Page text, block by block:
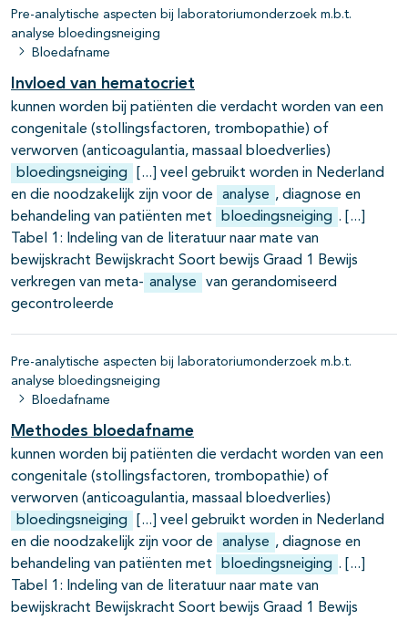
Pre-analytische aspecten bij laboratoriumonderzoek m.b.t.
analyse bloedingsneiging
Bloedafname
Invloed van hematocriet
kunnen worden bij patiënten die verdacht worden van een
congenitale (stollingsfactoren, trombopathie) of
verworven (anticoagulantia, massaal bloedverlies)
bloedingsneiging
veel gebruikt worden in Nederland
en die noodzakelijk zijn voor de
analyse , diagnose en
behandeling van patiënten met
bloedingsneiging .
Tabel 1: Indeling van de literatuur naar mate van
bewijskracht Bewijskracht Soort bewijs Graad 1 Bewijs
verkregen van meta- analyse
van gerandomiseerd
gecontroleerde
Pre-analytische aspecten bij laboratoriumonderzoek m.b.t.
analyse bloedingsneiging
Bloedafname
Methodes bloedafname
kunnen worden bij patiënten die verdacht worden van een
congenitale (stollingsfactoren, trombopathie) of
verworven (anticoagulantia, massaal bloedverlies)
bloedingsneiging
veel gebruikt worden in Nederland
en die noodzakelijk zijn voor de
analyse , diagnose en
behandeling van patiënten met
bloedingsneiging .
Tabel 1: Indeling van de literatuur naar mate van
bewijskracht Bewijskracht Soort bewijs Graad 1 Bewijs